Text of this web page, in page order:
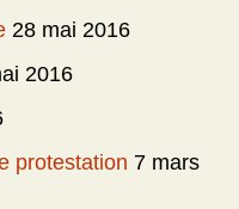
28 mai 2016
2016
protestation 7 mars